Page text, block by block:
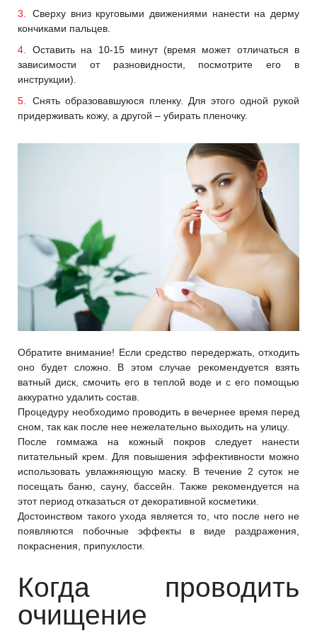
Сверху вниз круговыми движениями нанести на дерму
кончиками пальцев.
Оставить на 10-15 минут (время может отличаться в
зависимости от разновидности, посмотрите его в
инструкции).
Снять образовавшуюся пленку. Для этого одной рукой
придерживать кожу, а другой – убирать пленочку.
Обратите внимание! Если средство передержать, отходить
оно будет сложно. В этом случае рекомендуется взять
ватный диск, смочить его в теплой воде и с его помощью
аккуратно удалить состав.
Процедуру необходимо проводить в вечернее время перед
сном, так как после нее нежелательно выходить на улицу.
После гоммажа на кожный покров следует нанести
питательный крем. Для повышения эффективности можно
использовать увлажняющую маску. В течение 2 суток не
посещать баню, сауну, бассейн. Также рекомендуется на
этот период отказаться от декоративной косметики.
Достоинством такого ухода является то, что после него не
появляются побочные эффекты в виде раздражения,
покраснения, припухлости.
Когда проводить
очищение